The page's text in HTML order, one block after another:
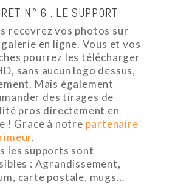
N° 6 : LE SUPPORT
recevrez vos photos sur
galerie en ligne. Vous et vos
pourrez les télécharger
sans aucun logo dessus,
Mais également
des tirages de
pros directement en
! Grace à notre partenaire
.
les supports sont
: Agrandissement,
carte postale, mugs…